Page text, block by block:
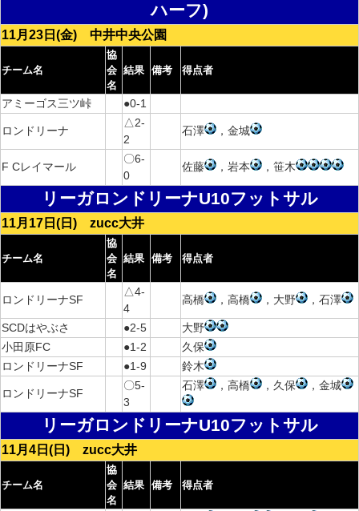
ハーフ)
11月23日(金) 中井中央公園
チーム名
協
会
名
結果 備考 得点者
アミーゴス三ツ峠 ●0-1
ロンドリーナ
△2-
2
石澤 ，金城
F Cレイマール
〇6-
0
佐藤 ，岩本 ，笹木
リーガロンドリーナU10フットサル
11月17日(日) zucc大井
チーム名
協
会
名
結果 備考 得点者
ロンドリーナSF
△4-
4
高橋 ，高橋 ，大野 ，石澤
SCDはやぶさ ●2-5
大野
小田原FC
●1-2
久保
ロンドリーナSF
●1-9 鈴木
ロンドリーナSF
〇5-
3
石澤 ，高橋 ，久保 ，金城
リーガロンドリーナU10フットサル
11月4日(日) zucc大井
チーム名
協
会
名
結果 備考 得点者